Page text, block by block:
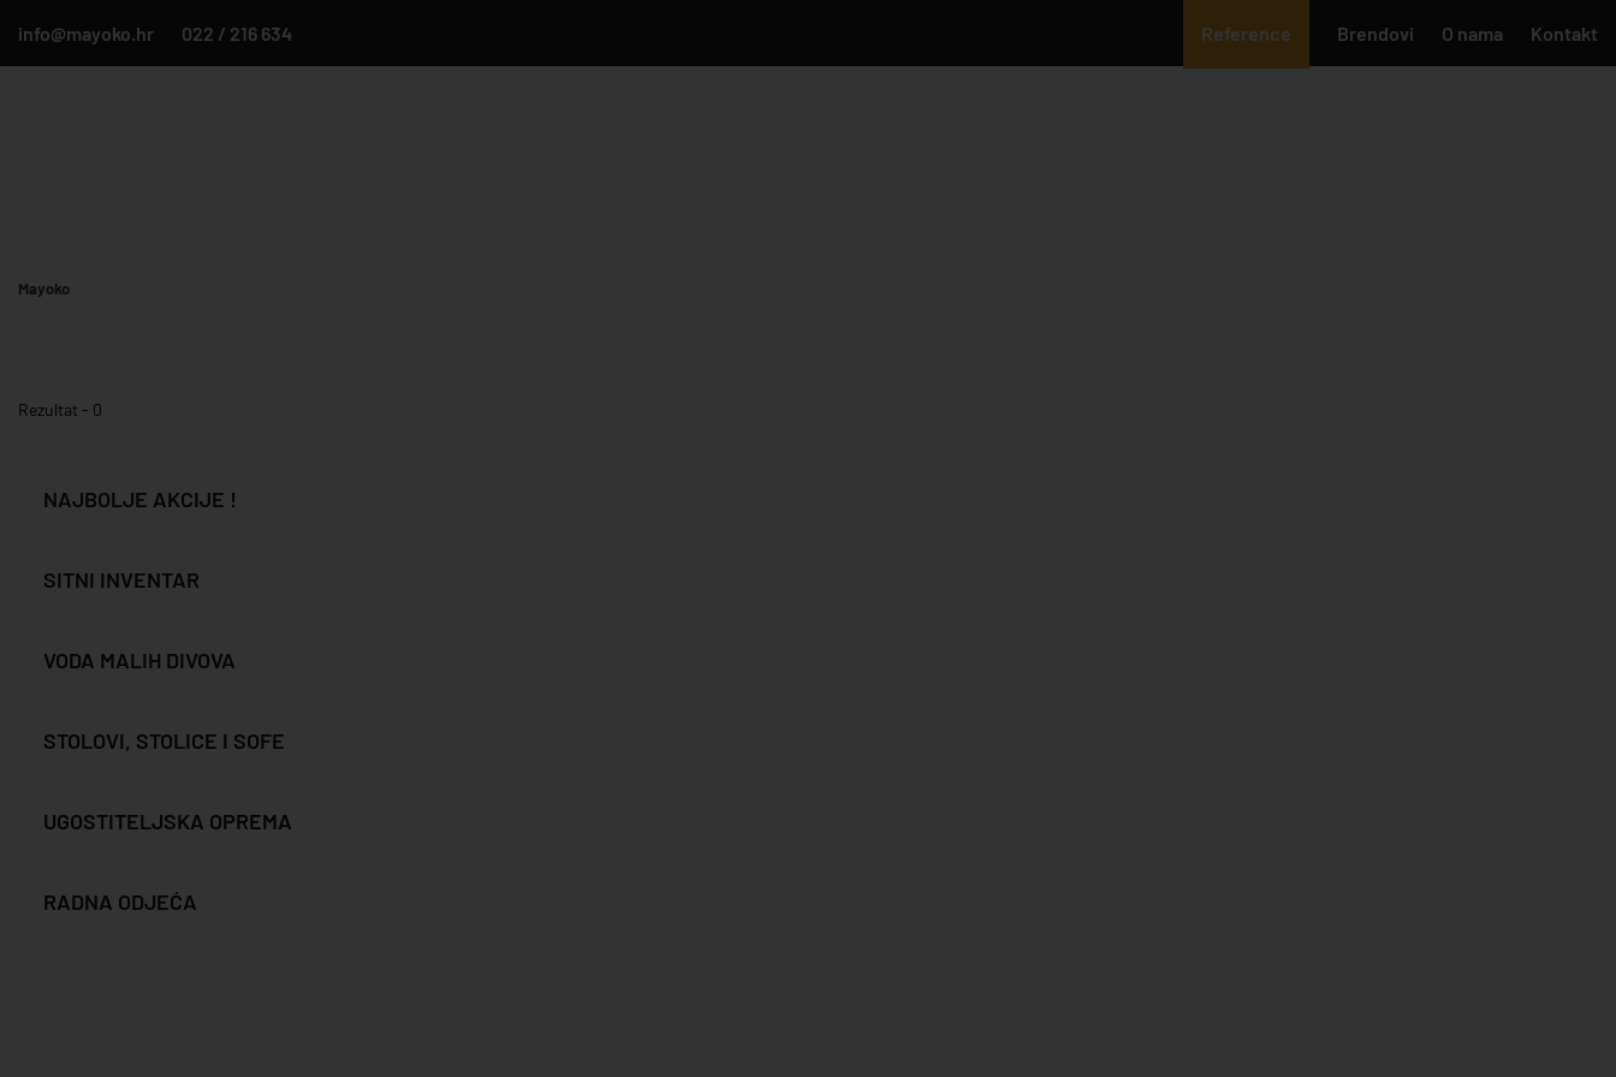
info@mayoko.hr 022 / 216 634 Reference Brendovi O nama Kontakt
Mayoko
Rezultat - 0
NAJBOLJE AKCIJE !
SITNI INVENTAR
VODA MALIH DIVOVA
STOLOVI, STOLICE I SOFE
UGOSTITELJSKA OPREMA
RADNA ODJEĆA